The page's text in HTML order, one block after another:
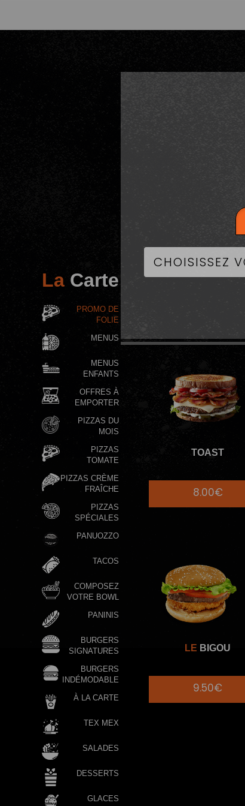
La Carte
PROMO DE
FOLIE
MENUS
MENUS
ENFANTS
OFFRES À
EMPORTER
PIZZAS DU
MOIS
PIZZAS
TOMATE
PIZZAS CRÈME
FRAÎCHE
PIZZAS
SPÉCIALES
PANUOZZO
TACOS
COMPOSEZ
VOTRE BOWL
PANINIS
BURGERS
SIGNATURES
BURGERS
INDÉMODABLE
À LA CARTE
TEX MEX
SALADES
DESSERTS
GLACES
TOAST
8.00€
LE BIGOU
9.50€